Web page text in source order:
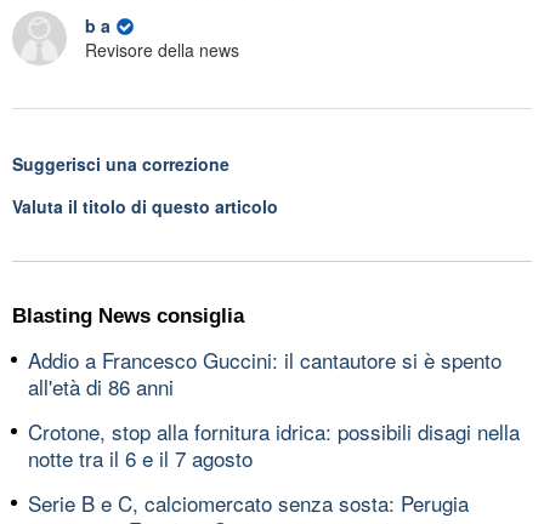
b a
Revisore della news
Suggerisci una correzione
Valuta il titolo di questo articolo
Blasting News consiglia
Addio a Francesco Guccini: il cantautore si è spento
all'età di 86 anni
Crotone, stop alla fornitura idrica: possibili disagi nella
notte tra il 6 e il 7 agosto
Serie B e C, calciomercato senza sosta: Perugia